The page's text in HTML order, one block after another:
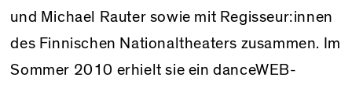
und Michael Rauter sowie mit Regisseur:innen
des Finnischen Nationaltheaters zusammen. Im
Sommer 2010 erhielt sie ein danceWEB-